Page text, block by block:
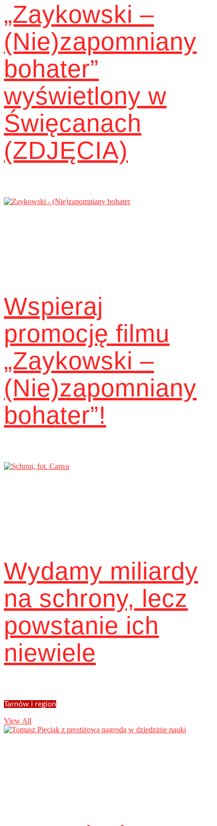
„Zaykowski –
(Nie)zapomniany
bohater”
wyświetlony w
Święcanach
(ZDJĘCIA)
Wspieraj
promocję filmu
„Zaykowski –
(Nie)zapomniany
bohater”!
Wydamy miliardy
na schrony, lecz
powstanie ich
niewiele
Tarnów i region
View All